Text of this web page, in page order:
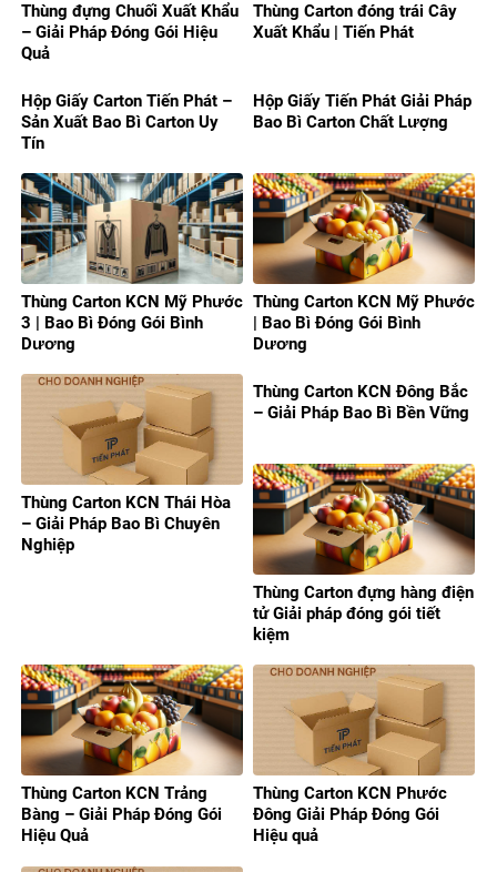
Thùng đựng Chuối Xuất Khẩu
– Giải Pháp Đóng Gói Hiệu
Quả
Thùng Carton đóng trái Cây
Xuất Khẩu | Tiến Phát
Hộp Giấy Carton Tiến Phát –
Sản Xuất Bao Bì Carton Uy
Tín
Hộp Giấy Tiến Phát Giải Pháp
Bao Bì Carton Chất Lượng
Thùng Carton KCN Mỹ Phước
3 | Bao Bì Đóng Gói Bình
Dương
Thùng Carton KCN Mỹ Phước
| Bao Bì Đóng Gói Bình
Dương
Thùng Carton KCN Thái Hòa
– Giải Pháp Bao Bì Chuyên
Nghiệp
Thùng Carton KCN Đông Bắc
– Giải Pháp Bao Bì Bền Vững
Thùng Carton đựng hàng điện
tử Giải pháp đóng gói tiết
kiệm
Thùng Carton KCN Trảng
Bàng – Giải Pháp Đóng Gói
Hiệu Quả
Thùng Carton KCN Phước
Đông Giải Pháp Đóng Gói
Hiệu quả